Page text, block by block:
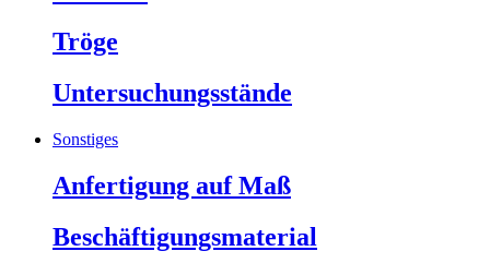
Tröge
Untersuchungsstände
Sonstiges
Anfertigung auf Maß
Beschäftigungsmaterial